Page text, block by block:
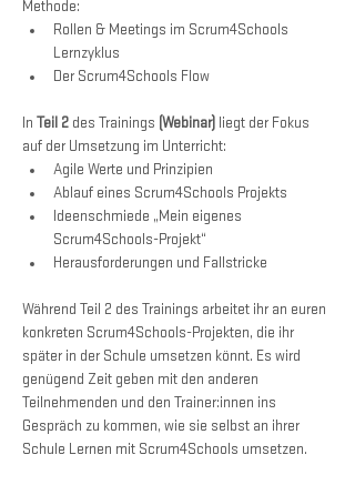
Methode:
Rollen & Meetings im Scrum4Schools
Lernzyklus
Der Scrum4Schools Flow
In Teil 2 des Trainings (Webinar)
liegt der Fokus
auf der Umsetzung im Unterricht:
Agile Werte und Prinzipien
Ablauf eines Scrum4Schools Projekts
Ideenschmiede „Mein eigenes
Scrum4Schools-Projekt“
Herausforderungen und Fallstricke
Während Teil 2 des Trainings arbeitet ihr an euren
konkreten Scrum4Schools-Projekten, die ihr
später in der Schule umsetzen könnt. Es wird
genügend Zeit geben mit den anderen
Teilnehmenden und den Trainer:innen ins
Gespräch zu kommen, wie sie selbst an ihrer
Schule Lernen mit Scrum4Schools umsetzen.